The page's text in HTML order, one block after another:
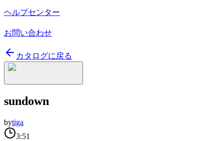
ヘルプセンター
お問い合わせ
カタログに戻る
sundown
bytiga
3:51